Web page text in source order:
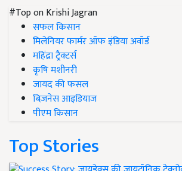
#Top on Krishi Jagran
सफल किसान
मिलेनियर फार्मर ऑफ इंडिया अवॉर्ड
महिंद्रा ट्रैक्टर्स
कृषि मशीनरी
जायद की फसल
बिज़नेस आइडियाज
पीएम किसान
Top Stories